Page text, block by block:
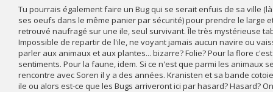
Tu pourrais également faire un Bug qui se serait enfuis de sa ville
ses oeufs dans le même panier par sécurité) pour prendre le large
retrouvé naufragé sur une ile, seul survivant. Île très mystérieuse
Impossible de repartir de l'ile, ne voyant jamais aucun navire ou
parler aux animaux et aux plantes... bizarre? Folie? Pour la flore
sentiments. Pour la faune, idem. Si ce n'est que parmi les animaux
rencontre avec Soren il y a des années. Kranisten et sa bande
ile ou alors est-ce que les Bugs arriveront ici par hasard? Hasard?